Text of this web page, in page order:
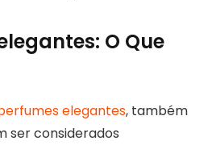
O Que
elegantes, também
ser considerados